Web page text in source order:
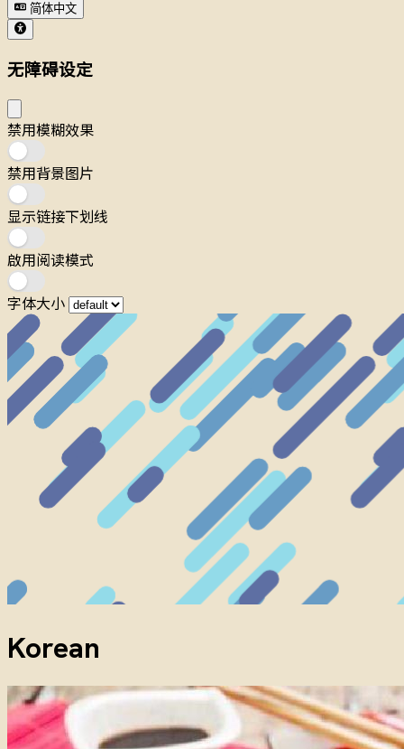
简体中文
无障碍设定
禁用模糊效果
禁用背景图片
显示链接下划线
啟用阅读模式
字体大小
Korean